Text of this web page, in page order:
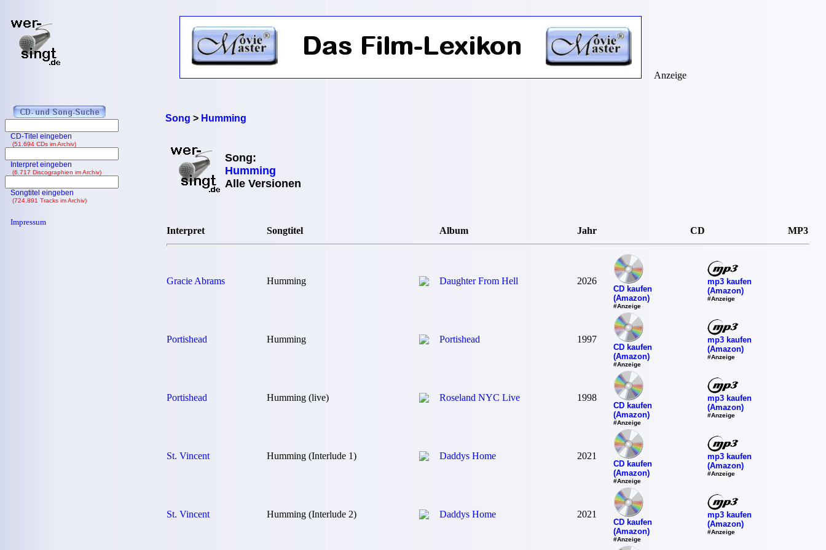
Song > Humming
Song:
Humming
Alle Versionen
Interpret Songtitel Album Jahr CD MP3
Gracie Abrams Humming Daughter From Hell 2026
CD kaufen
(Amazon)
#Anzeige
mp3 kaufen
(Amazon)
#Anzeige
Portishead Humming Portishead 1997
CD kaufen
(Amazon)
#Anzeige
mp3 kaufen
(Amazon)
#Anzeige
Portishead Humming (live) Roseland NYC Live 1998
CD kaufen
(Amazon)
#Anzeige
mp3 kaufen
(Amazon)
#Anzeige
St. Vincent Humming (Interlude 1) Daddys Home 2021
CD kaufen
(Amazon)
#Anzeige
mp3 kaufen
(Amazon)
#Anzeige
St. Vincent Humming (Interlude 2) Daddys Home 2021
CD kaufen
(Amazon)
#Anzeige
mp3 kaufen
(Amazon)
#Anzeige
Anzeige
CD-Titel eingeben
(51.694 CDs im Archiv)
Interpret eingeben
(6.717 Discographien im Archiv)
Songtitel eingeben
(724.891 Tracks im Archiv)
Impressum